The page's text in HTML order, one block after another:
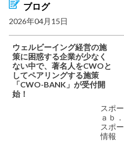
ブログ
2026年04月15日
ウェルビーイング経営の施
策に困惑する企業が少なく
ない中で、著名人をCWOと
してペアリングする施策
「CWO-BANK」が受付開
始！
スポ
ａｂ
スポ
情報